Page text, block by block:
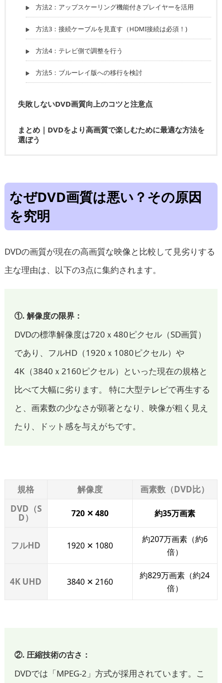
方法2：アップスケーリング機能付きプレイヤーを活用
方法3：接続ケーブルを見直す（HDMI接続は必須！)
方法4：テレビ側で調整を行う
方法5：ブルーレイ版への移行を検討
失敗しないDVD画質向上のコツと注意点
まとめ｜DVDをより高画質で楽しむために最適な方法を
選ぼう
なぜDVD画質は悪い？その原因
を究明
DVDの画質が現在の高画質な映像と比較して見劣りする
主な理由は、以下の3点に集約されます。
①. 解像度の限界：
DVDの標準解像度は720ｘ480ピクセル（SD画質）
であり、フルHD（1920ｘ1080ピクセル）や
4K（3840ｘ2160ピクセル）といった現在の規格と
比べて大幅に劣ります。 特に大型テレビで再生する
と、画素数の少なさが顕著となり、映像が粗く見え
たり、ドット感を与えがちです。
規格 解像度
画素数（DVD比）
DVD（S
D） 720 ✕ 480 約35万画素
フルHD 1920 ✕ 1080
約207万画素（約6
倍）
4K UHD 3840 ✕ 2160
約829万画素（約24
倍）
②. 圧縮技術の古さ：
DVDでは「MPEG-2」方式が採用されています。こ